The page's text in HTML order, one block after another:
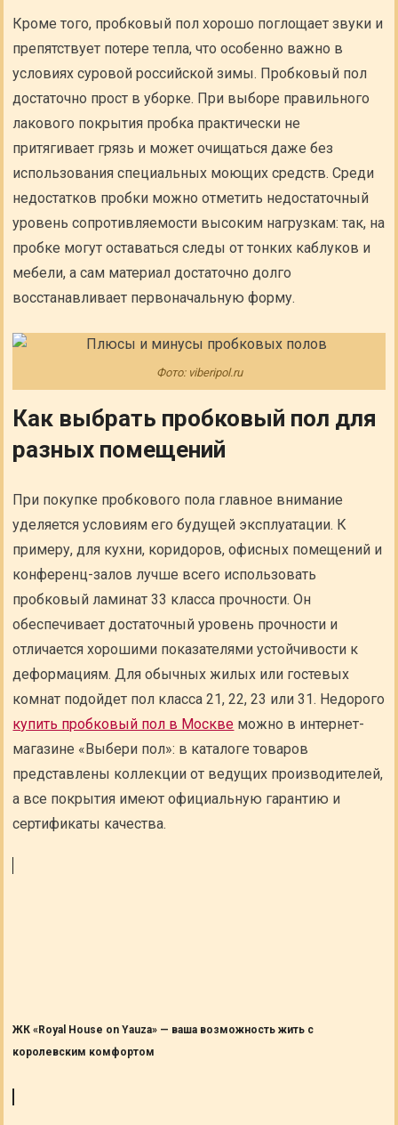
Кроме того, пробковый пол хорошо поглощает звуки и
препятствует потере тепла, что особенно важно в
условиях суровой российской зимы. Пробковый пол
достаточно прост в уборке. При выборе правильного
лакового покрытия пробка практически не
притягивает грязь и может очищаться даже без
использования специальных моющих средств. Среди
недостатков пробки можно отметить недостаточный
уровень сопротивляемости высоким нагрузкам: так, на
пробке могут оставаться следы от тонких каблуков и
мебели, а сам материал достаточно долго
восстанавливает первоначальную форму.
Фото: viberipol.ru
Как выбрать пробковый пол для
разных помещений
При покупке пробкового пола главное внимание
уделяется условиям его будущей эксплуатации. К
примеру, для кухни, коридоров, офисных помещений и
конференц-залов лучше всего использовать
пробковый ламинат 33 класса прочности. Он
обеспечивает достаточный уровень прочности и
отличается хорошими показателями устойчивости к
деформациям. Для обычных жилых или гостевых
комнат подойдет пол класса 21, 22, 23 или 31. Недорого
купить пробковый пол в Москве можно в интернет-
магазине «Выбери пол»: в каталоге товаров
представлены коллекции от ведущих производителей,
а все покрытия имеют официальную гарантию и
сертификаты качества.
ЖК «Royal House on Yauza» — ваша возможность жить с
королевским комфортом